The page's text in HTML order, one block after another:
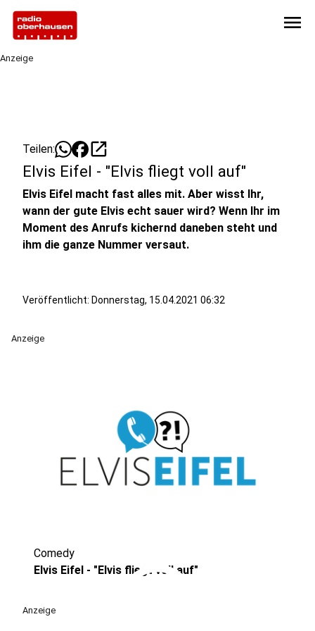
menu
Anzeige
Teilen: open_in_new
Elvis Eifel - "Elvis fliegt voll auf"
Elvis Eifel macht fast alles mit. Aber wisst Ihr,
wann der gute Elvis echt sauer wird? Wenn Ihr im
Moment des Anrufs kichernd daneben steht und
ihm die ganze Nummer versaut.
Veröffentlicht: Donnerstag, 15.04.2021 06:32
Anzeige
play_circle
Comedy
Elvis Eifel - "Elvis fliegt voll auf"
Anzeige